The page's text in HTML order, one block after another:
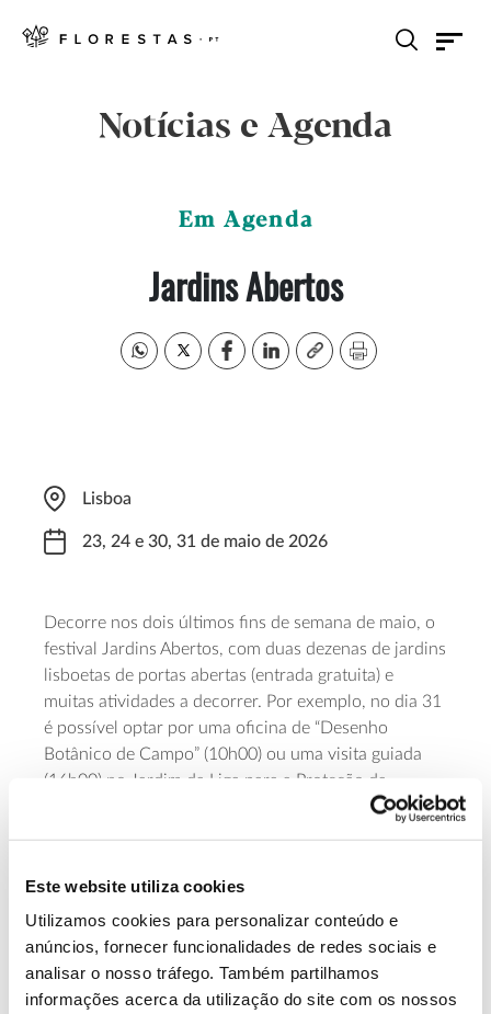
Este website utiliza cookies
Utilizamos cookies para personalizar conteúdo e
anúncios, fornecer funcionalidades de redes sociais e
analisar o nosso tráfego. Também partilhamos
informações acerca da utilização do site com os nossos
Notícias e Agenda
Em Agenda
Jardins Abertos
Lisboa
23, 24 e 30, 31 de maio de 2026
Decorre nos dois últimos fins de semana de maio, o
festival Jardins Abertos, com duas dezenas de jardins
lisboetas de portas abertas (entrada gratuita) e
muitas atividades a decorrer. Por exemplo, no dia 31
é possível optar por uma oficina de “Desenho
Botânico de Campo” (10h00) ou uma visita guiada
(16h00) no Jardim da Liga para a Proteção da
Natureza; por uma visita guiada às “Gigantes verdes”
Parque florestal do Monsanto, ou por uma “Oficina
de compostagem” (15h00) nos Jardins do Museu de
Lisboa (Palácio Pimenta, Campo Grande).
Conheça o programa